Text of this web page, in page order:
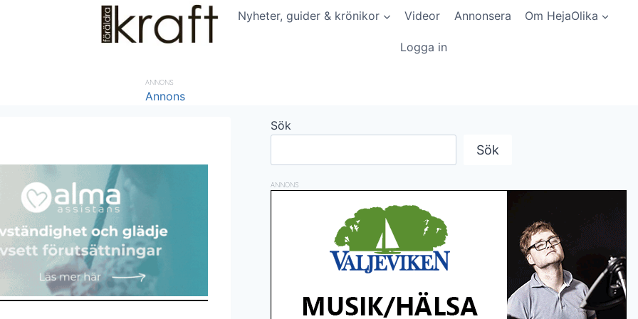
Nyheter, guider & krönikor Videor Annonsera Om HejaOlika
Logga in
ANNONS
Sök
Sök
ANNONS